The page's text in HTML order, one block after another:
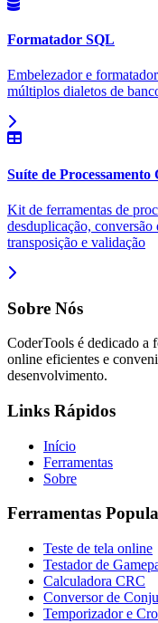
Formatador SQL
Embelezador e
múltiplos dialetos de
Suíte de Processamento
Kit de ferramentas de
desduplicação,
transposição e validação
Sobre Nós
CoderTools é dedicado a
online eficientes e
desenvolvimento.
Links Rápidos
Início
Ferramentas
Sobre
Ferramentas
Teste de tela online
Testador de
Calculadora CRC
Conversor de
Temporizador e